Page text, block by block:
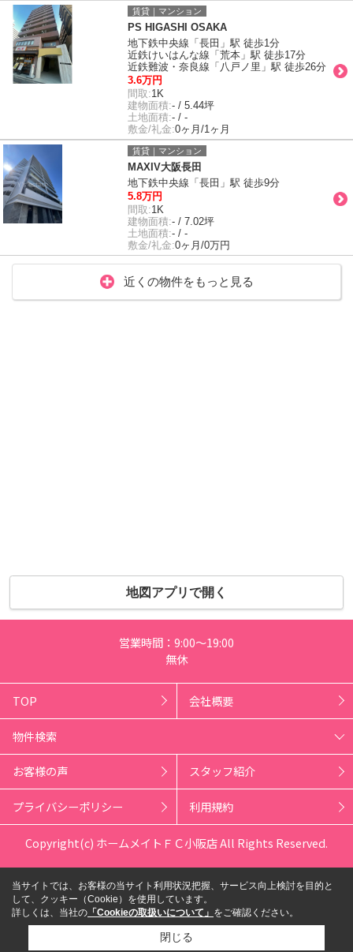
賃貸｜マンション
PS HIGASHI OSAKA
地下鉄中央線「長田」駅 徒歩1分
近鉄けいはんな線「荒本」駅 徒歩17分
近鉄難波・奈良線「八戸ノ里」駅 徒歩26分
3.6万円
間取:1K
建物面積:- / 5.44坪
土地面積:- / -
敷金/礼金:0ヶ月/1ヶ月
賃貸｜マンション
MAXIV大阪長田
地下鉄中央線「長田」駅 徒歩9分
5.8万円
間取:1K
建物面積:- / 7.02坪
土地面積:- / -
敷金/礼金:0ヶ月/0万円
近くの物件をもっと見る
地図アプリで開く
営業時間：9:00～19:00
無休
TOP 会社概要
物件検索
お客様の声 スタッフ紹介
プライバシーポリシー 利用規約
Copyright(c) ホームメイトＦＣ小阪店 All Rights Reserved.
当サイトでは、お客様の当サイト利用状況把握、サービス向上検討を目的と
して、クッキー（Cookie）を使用しています。
詳しくは、当社の 「Cookieの取扱いについて」 をご確認ください。
閉じる